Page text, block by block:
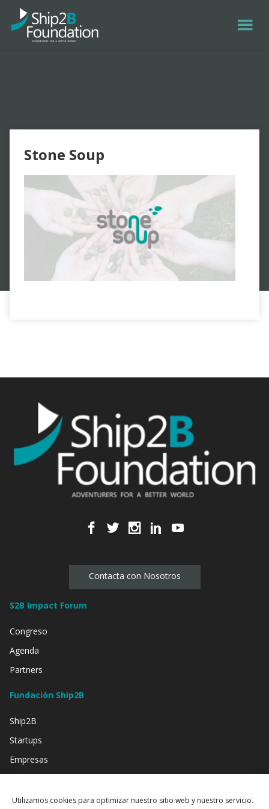
Utilizamos cookies para optimizar nuestro sitio web y nuestro servicio.
Stone Soup
Contacta con Nosotros
S2B Impact Forum
Congreso
Agenda
Partners
Fundación Ship2B
Ship2B
Startups
Empresas
Entidades Sociales